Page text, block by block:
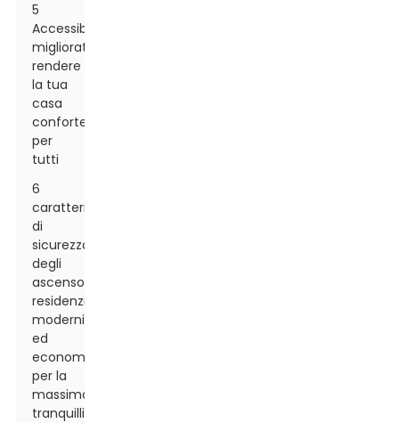
5
Accessibilità
migliorata:
rendere
la tua
casa
confortevole
per
tutti
6
caratteristiche
di
sicurezza
degli
ascensori
residenziali
moderni
ed
economici
per la
massima
tranquillità